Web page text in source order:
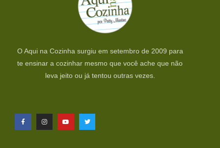
O Aqui na Cozinha surgiu em setembro de 2009 para
te ensinar a cozinhar mesmo que você ache que não
leva jeito ou já tentou outras vezes.